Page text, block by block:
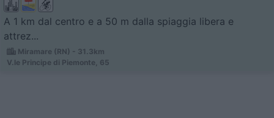
A 1 km dal centro e a 50 m dalla spiaggia libera e
attrez...
Miramare (RN) - 31.3km
V.le Principe di Piemonte, 65